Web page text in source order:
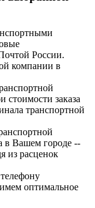
России.
компании в
заказа
транспортной
в Вашем городе --
из расценок
оптимальное